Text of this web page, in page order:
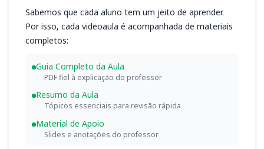
Sabemos que cada aluno tem um jeito de aprender.
Por isso, cada videoaula é acompanhada de materiais
completos:
Guia Completo da Aula
PDF fiel à explicação do professor
Resumo da Aula
Tópicos essenciais para revisão rápida
Material de Apoio
Slides e anotações do professor